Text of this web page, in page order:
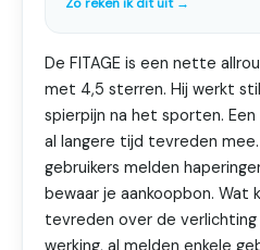
De FITAGE is een nette
met 4,5 sterren. Hij werkt
spierpijn na het sporten.
al langere tijd tevreden
gebruikers melden
bewaar je aankoopbon. Wat
tevreden over de